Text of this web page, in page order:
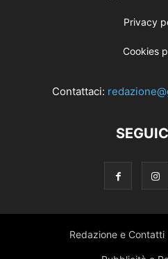
Privacy
Cookies
Contattaci:
Redazione e Contatti